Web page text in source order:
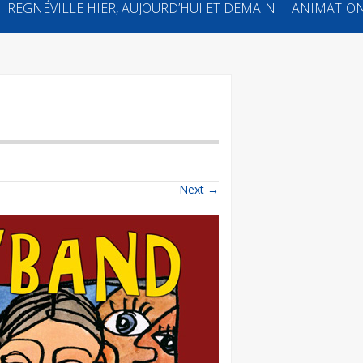
REGNÉVILLE HIER, AUJOURD’HUI ET DEMAIN
Next →